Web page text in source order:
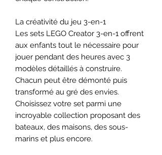
La créativité du jeu 3-en-1
Les sets LEGO Creator 3-en-1 offrent
aux enfants tout le nécessaire pour
jouer pendant des heures avec 3
modèles détaillés à construire.
Chacun peut être démonté puis
transformé au gré des envies.
Choisissez votre set parmi une
incroyable collection proposant des
bateaux, des maisons, des sous-
marins et plus encore.